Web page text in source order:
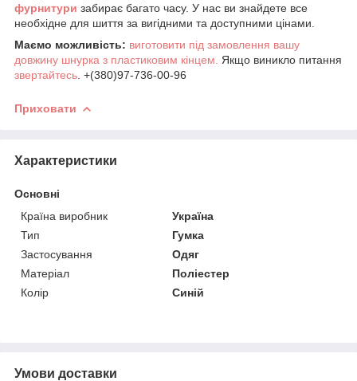
фурнитури забирає багато часу. У нас ви знайдете все
необхідне для шиття за вигідними та доступними цінами.
Маємо можливість: виготовити під замовлення вашу
довжину шнурка з пластиковим кінцем.
Якщо виникло питання
звертайтесь . +(380)97-736-00-96
Приховати
Характеристики
Основні
Країна виробник
Україна
Тип
Гумка
Застосування
Одяг
Матеріал
Поліестер
Колір
Синій
Умови доставки